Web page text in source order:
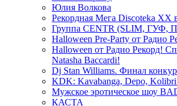
Юлия Волкова
Рекордная Мега Discoteka XX
Группа CENTR (SLIM, ГУФ,
Halloween Pre-Party от Радио
Halloween от Радио Рекорд!
Natasha Baccardi!
Dj Stan Williams. Финал
KDK: Kavabanga, Depo,
Мужское эротическое шоу
КАСТА